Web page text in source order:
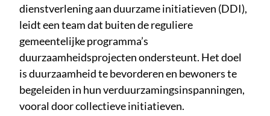
dienstverlening aan duurzame initiatieven (DDI),
leidt een team dat buiten de reguliere
gemeentelijke programma’s
duurzaamheidsprojecten ondersteunt. Het doel
is duurzaamheid te bevorderen en bewoners te
begeleiden in hun verduurzamingsinspanningen,
vooral door collectieve initiatieven.